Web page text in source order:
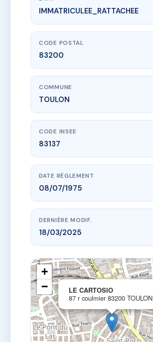
www.vme.plus/AC6492698
LE CARTOSIO
87 Rue Coulmier
IMMATRICULEE_RATTACHEE
CODE POSTAL
83200
COMMUNE
TOULON
CODE INSEE
83137
DATE RÈGLEMENT
08/07/1975
DERNIÈRE MODIF.
18/03/2025
LE CARTOSIO
87 r coulmier 83200 TOULON
+
−